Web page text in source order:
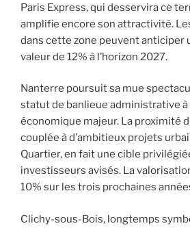
Paris Express, qui desservira ce
amplifie encore son attractivité.
dans cette zone peuvent anticiper
valeur de 12% à l’horizon 2027.
Nanterre poursuit sa mue
statut de banlieue administrative à
économique majeur. La proximité
couplée à d’ambitieux projets
Quartier, en fait une cible
investisseurs avisés. La
10% sur les trois prochaines
Clichy-sous-Bois, longtemps